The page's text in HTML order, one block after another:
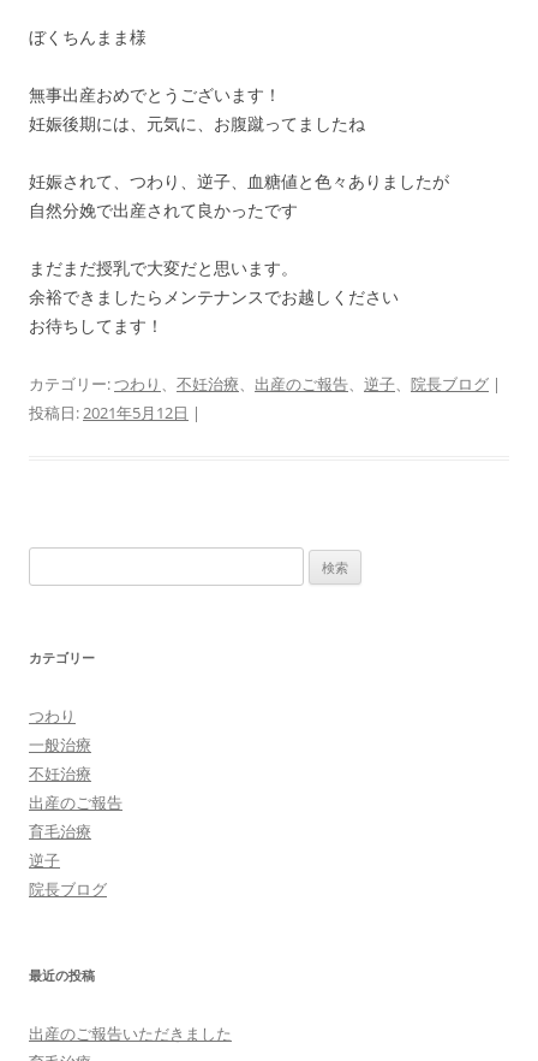
ぼくちんまま様
無事出産おめでとうございます！
妊娠後期には、元気に、お腹蹴ってましたね
妊娠されて、つわり、逆子、血糖値と色々ありましたが
自然分娩で出産されて良かったです
まだまだ授乳で大変だと思います。
余裕できましたらメンテナンスでお越しください
お待ちしてます！
カテゴリー:つわり 、 不妊治療、 出産のご報告、 逆子、 院長ブログ |
投稿日:2021年5月12日 |
索:
カテゴリー
つわり
一般治療
不妊治療
出産のご報告
育毛治療
逆子
院長ブログ
最近の投稿
出産のご報告いただきました